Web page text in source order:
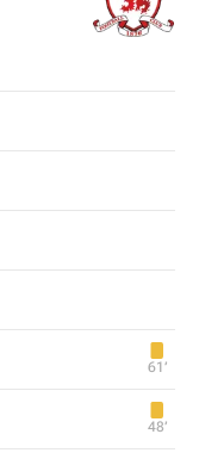
61‎’‎
48‎’‎